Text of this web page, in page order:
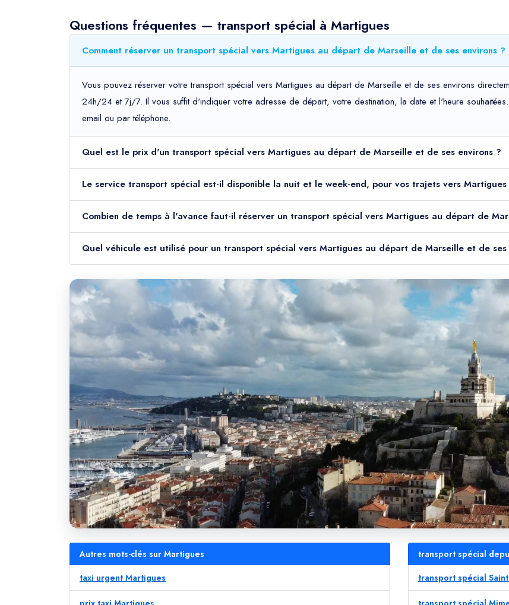
Questions fréquentes — transport spécial à Martigues
Comment réserver un transport spécial vers Martigues au départ de Marseille et de ses environs ?
Vous pouvez réserver votre transport spécial vers Martigues au départ de Marseille et de ses environs
24h/24 et 7j/7. Il vous suffit d'indiquer votre adresse de départ, votre destination, la date et l'heure
email ou par téléphone.
Quel est le prix d'un transport spécial vers Martigues au départ de Marseille et de ses environs ?
Le service transport spécial est-il disponible la nuit et le week-end, pour vos trajets vers
Combien de temps à l'avance faut-il réserver un transport spécial vers Martigues au départ de
Quel véhicule est utilisé pour un transport spécial vers Martigues au départ de Marseille et de ses
Autres mots-clés sur Martigues
taxi urgent Martigues
transport spécial
transport spécial